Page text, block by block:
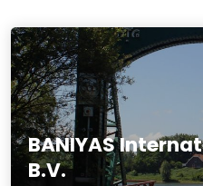
BANIYAS
B.V.